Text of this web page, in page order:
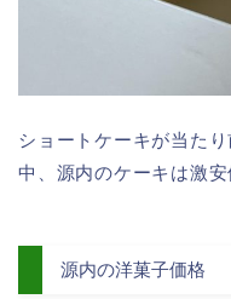
ショートケーキが当た
中、源内のケーキは激安
源内の洋菓子価格